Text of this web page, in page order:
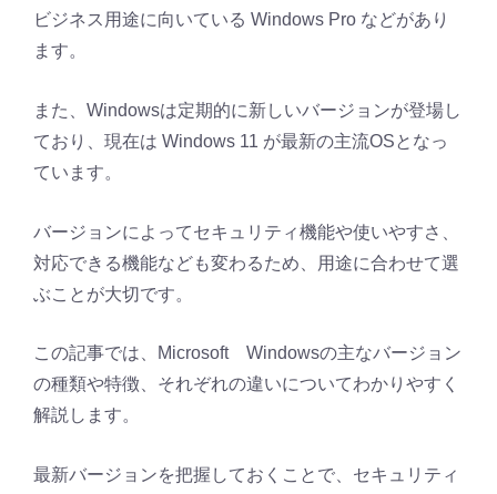
ビジネス用途に向いている Windows Pro などがあり
ます。
また、Windowsは定期的に新しいバージョンが登場し
ており、現在は Windows 11 が最新の主流OSとなっ
ています。
バージョンによってセキュリティ機能や使いやすさ、
対応できる機能なども変わるため、用途に合わせて選
ぶことが大切です。
この記事では、Microsoft Windowsの主なバージョン
の種類や特徴、それぞれの違いについてわかりやすく
解説します。
最新バージョンを把握しておくことで、セキュリティ